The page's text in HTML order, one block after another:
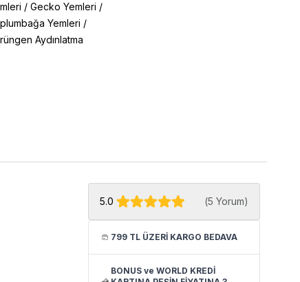
/ Gecko Yemleri /
Yemleri /
Aydınlatma
5.0 (5 Yorum)
799 TL ÜZERİ KARGO BEDAVA
BONUS ve WORLD KREDİ